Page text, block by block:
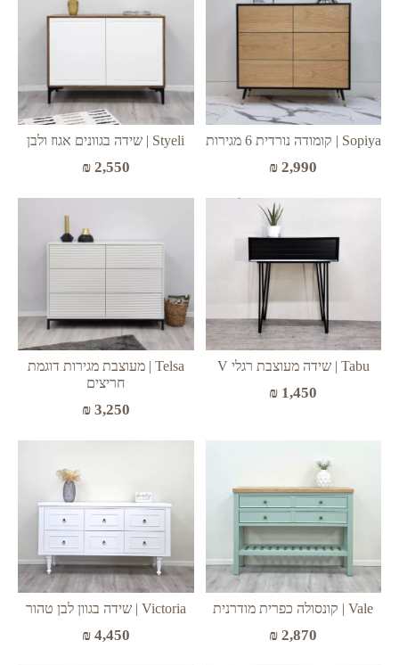
Sopiya | קומודה נורדית 6 מגירות
₪ 2,990
Styeli | שידה בגוונים אגוז ולבן
₪2,550
Tabu | שידה מעוצבת רגלי V
₪ 1,450
Telsa | מעוצבת מגירות דוגמת
חריצים
₪3,250
Vale | קונסולה כפרית מודרנית
₪ 2,870
Victoria | שידה בגוון לבן טהור
₪4,450